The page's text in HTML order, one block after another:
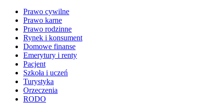
Prawo cywilne
Prawo karne
Prawo rodzinne
Rynek i konsument
Domowe finanse
Emerytury i renty
Pacjent
Szkoła i uczeń
Turystyka
Orzeczenia
RODO